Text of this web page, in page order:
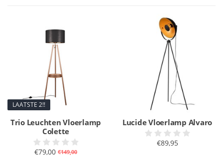
LAATSTE 2!!
Trio Leuchten Vloerlamp
Colette
€79,00 €149,00
Lucide Vloerlamp Alvaro
€89,95